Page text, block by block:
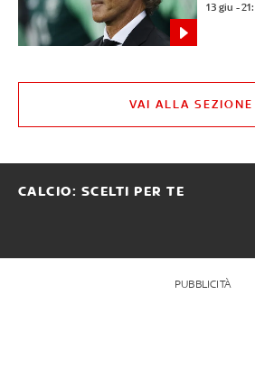
13 giu -
VAI ALLA SEZIONE
CALCIO: SCELTI PER TE
PUBBLICITÀ